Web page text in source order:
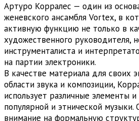
Артуро Корралес — один из
женевского ансамбля Vortex, в
активную функцию не только в
художественного руководителя,
инструменталиста и
на партии электроники.
В качестве материала для своих
области звука и композиции,
использует различные элементы
популярной и этнической музыки.
внимание на формальную